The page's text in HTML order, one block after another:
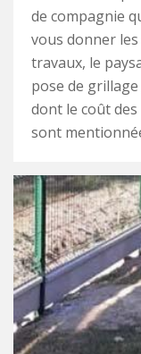
de compagnie
vous donner
travaux, le
pose de
dont le coût
sont